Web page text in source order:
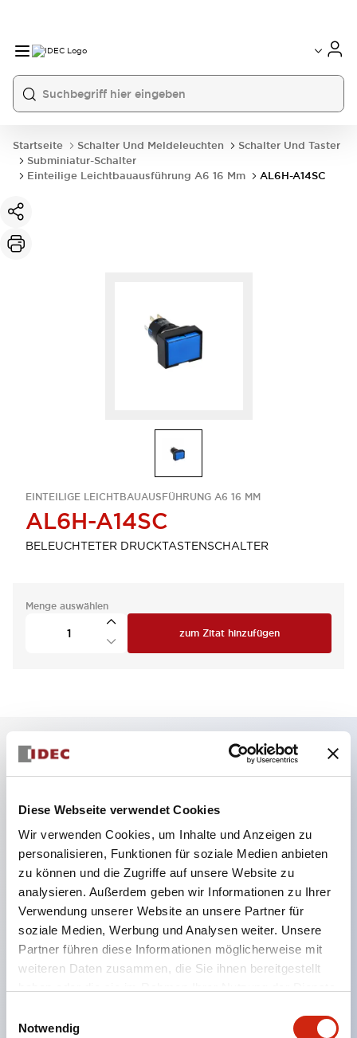
Diese Webseite verwendet Cookies
Wir verwenden Cookies, um Inhalte und Anzeigen zu
personalisieren, Funktionen für soziale Medien anbieten
zu können und die Zugriffe auf unsere Website zu
analysieren. Außerdem geben wir Informationen zu Ihrer
Verwendung unserer Website an unsere Partner für
soziale Medien, Werbung und Analysen weiter. Unsere
Partner führen diese Informationen möglicherweise mit
weiteren Daten zusammen, die Sie ihnen bereitgestellt
Notwendig
Startseite Schalter Und Meldeleuchten
Schalter Und Taster
Subminiatur-Schalter
Einteilige Leichtbauausführung A6 16 Mm
AL6H-A14SC
EINTEILIGE LEICHTBAUAUSFÜHRUNG A6 16 MM
AL6H-A14SC
BELEUCHTETER DRUCKTASTENSCHALTER
Menge auswählen
zum Zitat hinzufügen
Hauptmerkmale
Geeignet für ein breites Anwendungsspektrum
von der Konsumelektronik bis zum FA-Bereich
LED-Beleuchtungseinheit mit integriertem
strombegrenzendem Widerstand und Diode im
LED-Lampenkörper
Schutzarten IP40 und IP65 vollständig verfügbar
(IEC 60529)
Mit speziellem Zubehör leicht auf Φ22 Flash-